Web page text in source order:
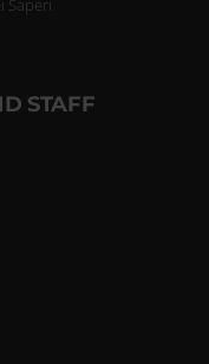
Saperi
STAFF